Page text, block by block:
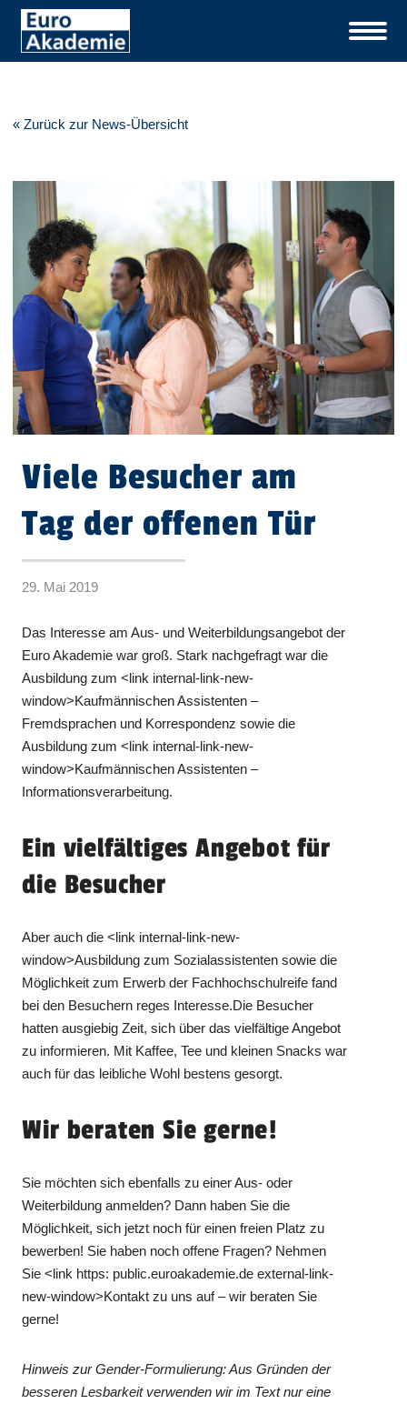
« Zurück zur News-Übersicht
Viele Besucher am
Tag der offenen Tür
29. Mai 2019
Das Interesse am Aus- und Weiterbildungsangebot der
Euro Akademie war groß. Stark nachgefragt war die
Ausbildung zum <link internal-link-new-
window>Kaufmännischen Assistenten –
Fremdsprachen und Korrespondenz sowie die
Ausbildung zum <link internal-link-new-
window>Kaufmännischen Assistenten –
Informationsverarbeitung.
Ein vielfältiges Angebot für
die Besucher
Aber auch die<link internal-link-new-
window>Ausbildung zum Sozialassistenten sowie die
Möglichkeit zum Erwerb der Fachhochschulreife fand
bei den Besuchern reges Interesse.Die Besucher
hatten ausgiebig Zeit, sich über das vielfältige Angebot
zu informieren. Mit Kaffee, Tee und kleinen Snacks war
auch für das leibliche Wohl bestens gesorgt.
Wir beraten Sie gerne!
Sie möchten sich ebenfalls zu einer Aus- oder
Weiterbildung anmelden? Dann haben Sie die
Möglichkeit, sich jetzt noch für einen freien Platz zu
bewerben! Sie haben noch offene Fragen? Nehmen
Sie <link https: public.euroakademie.de external-link-
new-window>Kontakt zu uns auf – wir beraten Sie
gerne!
Hinweis zur Gender-Formulierung: Aus Gründen der
besseren Lesbarkeit verwenden wir im Text nur eine